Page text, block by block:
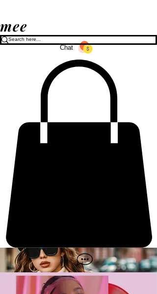
mee
Chat
get it